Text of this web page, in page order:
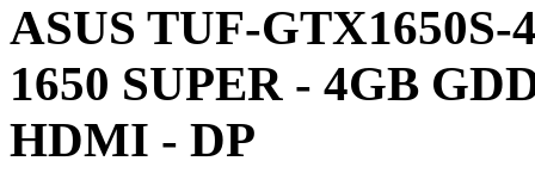
ASUS TUF-
1650 SUPER - 4GB
HDMI - DP